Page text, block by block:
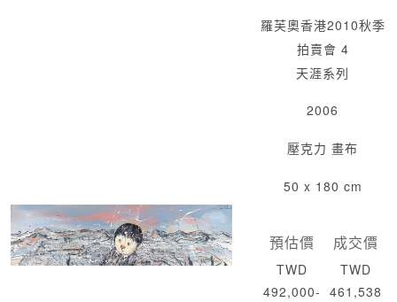
羅芙奧香港2010秋季
拍賣會 4
天涯系列
2006
壓克力 畫布
50 x 180 cm
預估價
TWD
492,000-
成交價
TWD
461,538